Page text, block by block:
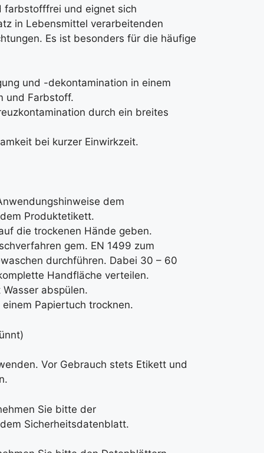
farbstofffrei und eignet sich
in Lebensmittel verarbeitenden
Es ist besonders für die häufige
und -dekontamination in einem
und Farbstoff.
durch ein breites
bei kurzer Einwirkzeit.
dem
Produktetikett.
die trockenen Hände geben.
gem. EN 1499 zum
durchführen. Dabei 30 – 60
Handfläche verteilen.
abspülen.
Papiertuch trocknen.
Vor Gebrauch stets Etikett und
Sie bitte der
Sicherheitsdatenblatt.